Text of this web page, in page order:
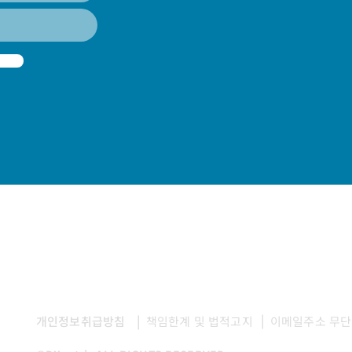
개인정보취급방침 | 책임한계 및 법적고지 | 이메일주소 무